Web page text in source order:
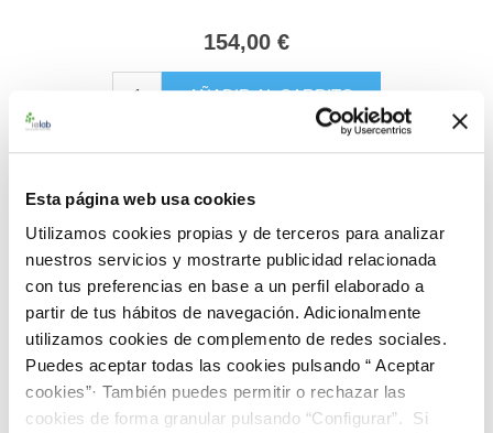
Esta página web usa cookies
Utilizamos cookies propias y de terceros para analizar
nuestros servicios y mostrarte publicidad relacionada
con tus preferencias en base a un perfil elaborado a
partir de tus hábitos de navegación. Adicionalmente
utilizamos cookies de complemento de redes sociales.
Puedes aceptar todas las cookies pulsando “ Aceptar
cookies”· También puedes permitir o rechazar las
cookies de forma granular pulsando “Configurar”. Si
154,00 €
AÑADIR AL CARRITO
Especificaciones de productos
Referencia 990596
Presentación Seco y tamizado
Matriz Lodo